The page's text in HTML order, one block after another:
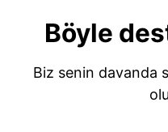
Böyle
Biz senin davanda